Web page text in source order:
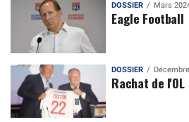
DOSSIER Mars
Eagle Football
DOSSIER
Rachat de l'OL